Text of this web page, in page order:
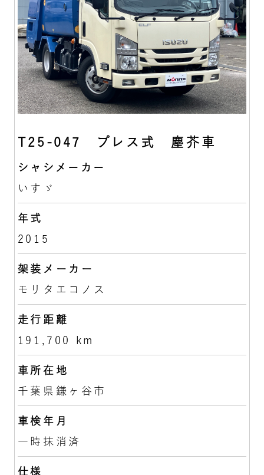
T25-047 プレス式 塵芥車
シャシメーカー
いすゞ
年式
2015
架装メーカー
モリタエコノス
走行距離
191,700 km
車所在地
千葉県鎌ヶ谷市
車検年月
一時抹消済
仕様